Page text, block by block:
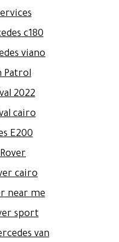
c180
viano
Patrol
2022
cairo
E200
cairo
near me
sport
van